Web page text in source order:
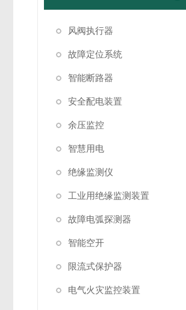
风阀执行器
故障定位系统
智能断路器
安全配电装置
余压监控
智慧用电
绝缘监测仪
工业用绝缘监测装置
故障电弧探测器
智能空开
限流式保护器
电气火灾监控装置